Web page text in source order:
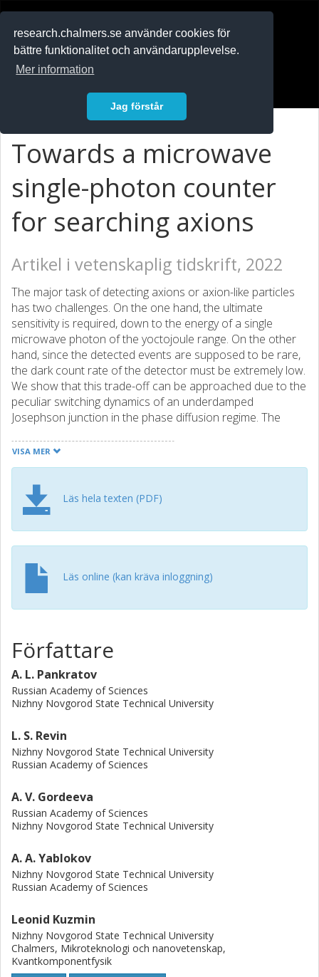
research.chalmers.se använder cookies för
bättre funktionalitet och användarupplevelse.
Mer information
Jag förstår
Towards a microwave
single-photon counter
for searching axions
Artikel i vetenskaplig tidskrift, 2022
The major task of detecting axions or axion-like particles
has two challenges. On the one hand, the ultimate
sensitivity is required, down to the energy of a single
microwave photon of the yoctojoule range. On the other
hand, since the detected events are supposed to be rare,
the dark count rate of the detector must be extremely low.
We show that this trade-off can be approached due to the
peculiar switching dynamics of an underdamped
Josephson junction in the phase diffusion regime. The
count time above 10 s and the efficiency close to unity was
demonstrated. Further enhancements require a detailed
VISA MER
Läs hela texten (PDF)
Läs online (kan kräva inloggning)
Författare
A. L. Pankratov
Russian Academy of Sciences
Nizhny Novgorod State Technical University
L. S. Revin
Nizhny Novgorod State Technical University
Russian Academy of Sciences
A. V. Gordeeva
Russian Academy of Sciences
Nizhny Novgorod State Technical University
A. A. Yablokov
Nizhny Novgorod State Technical University
Russian Academy of Sciences
Leonid Kuzmin
Nizhny Novgorod State Technical University
Chalmers, Mikroteknologi och nanovetenskap,
Kvantkomponentfysik